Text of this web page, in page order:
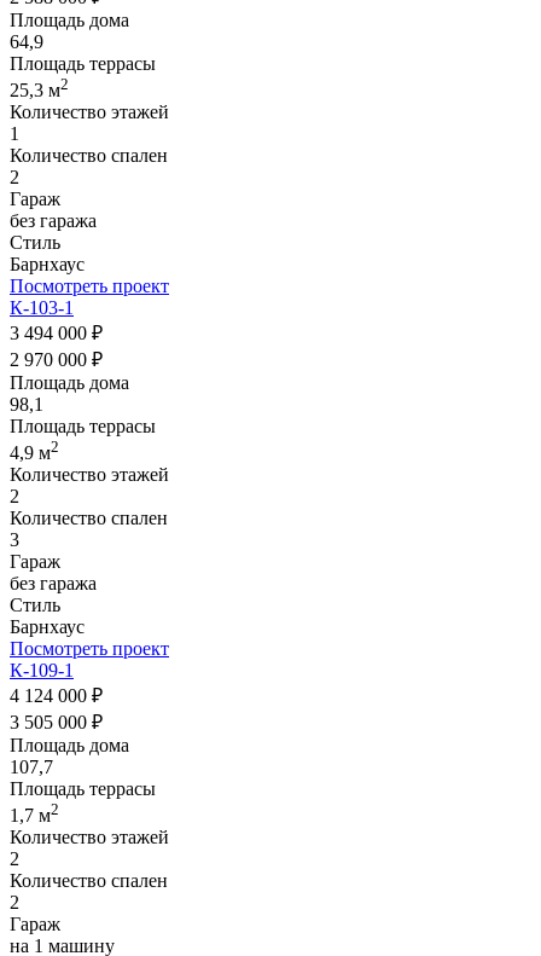
Площадь дома
64,9
Площадь террасы
25,3 м2
Количество этажей
1
Количество спален
2
Гараж
без гаража
Стиль
Барнхаус
Посмотреть проект
К-103-1
3 494 000 ₽
2 970 000 ₽
Площадь дома
98,1
Площадь террасы
4,9 м2
Количество этажей
2
Количество спален
3
Гараж
без гаража
Стиль
Барнхаус
Посмотреть проект
К-109-1
4 124 000 ₽
3 505 000 ₽
Площадь дома
107,7
Площадь террасы
1,7 м2
Количество этажей
2
Количество спален
2
Гараж
на 1 машину